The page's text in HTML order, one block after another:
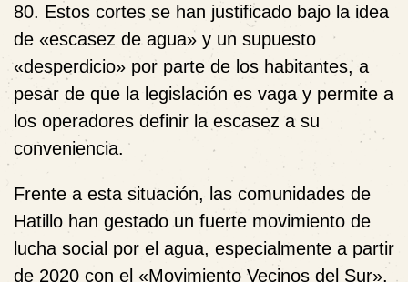
80. Estos cortes se han justificado bajo la idea
de «escasez de agua» y un supuesto
«desperdicio» por parte de los habitantes, a
pesar de que la legislación es vaga y permite a
los operadores definir la escasez a su
conveniencia.
Frente a esta situación, las comunidades de
Hatillo han gestado un fuerte movimiento de
lucha social por el agua, especialmente a partir
de 2020 con el «Movimiento Vecinos del Sur».